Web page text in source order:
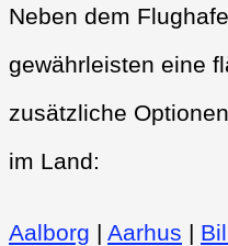
Neben dem
gewährleisten eine
zusätzliche
im Land:
Aalborg | Aarhus |